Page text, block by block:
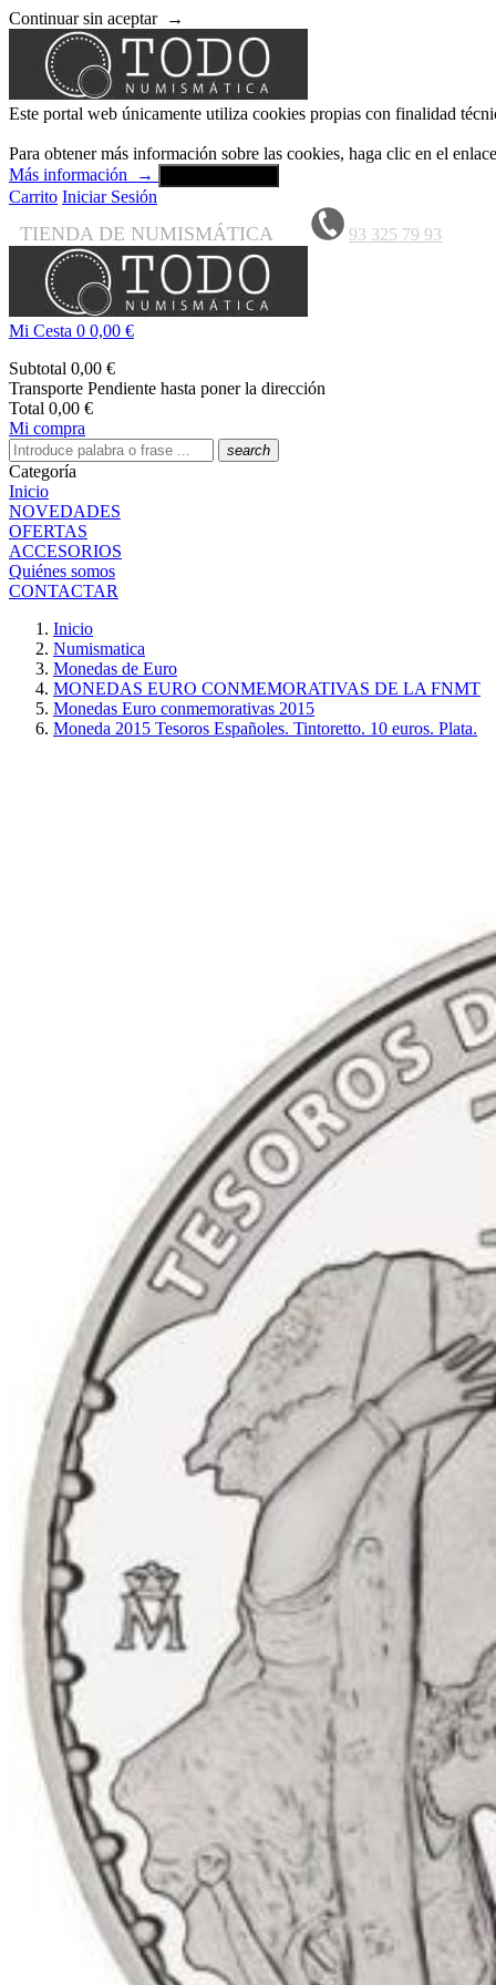
Continuar sin aceptar →
Este portal web únicamente utiliza cookies propias con finalidad
Para obtener más información sobre las cookies, haga clic en el
Más información
→
Carrito Iniciar Sesión
TIENDA DE NUMISMÁTICA 93 325 79 93
Mi Cesta 0 0,00 €
Subtotal 0,00 €
Transporte Pendiente hasta poner la dirección
Total 0,00 €
Mi compra
search
Categoría
Inicio
NOVEDADES
OFERTAS
ACCESORIOS
Quiénes somos
CONTACTAR
Inicio
Numismatica
Monedas de Euro
MONEDAS EURO CONMEMORATIVAS DE LA FNMT
Monedas Euro conmemorativas 2015
Moneda 2015 Tesoros Españoles. Tintoretto. 10 euros. Plata.